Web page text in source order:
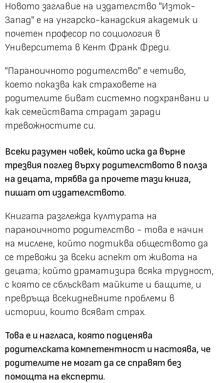
Новото заглавие на издателство "Изток-
Запад" е на унгарско-канадския академик и
почетен професор по социология в
Университета в Кент Франк Фреди.
"Параноичното родителство" е четиво,
което показва как страховете на
родителите биват системно подхранвани и
как семействата страдат заради
тревожностите си.
Всеки разумен човек, който иска да върне
трезвия поглед върху родителството в полза
на децата, трябва да прочете тази книга,
пишат от издателството.
Книгата разглежда културата на
параноичното родителство - това е начин
на мислене, който подтиква обществото да
се тревожи за всеки аспект от живота на
децата; който драматизира всяка трудност,
с която се сблъскват майките и бащите, и
превръща всекидневните проблеми в
истории, които всяват страх.
Това е и нагласа, която подценява
родителската компетентност и настоява, че
родителите не могат да се справят без
помощта на експерти.